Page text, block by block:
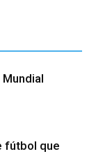
fútbol que